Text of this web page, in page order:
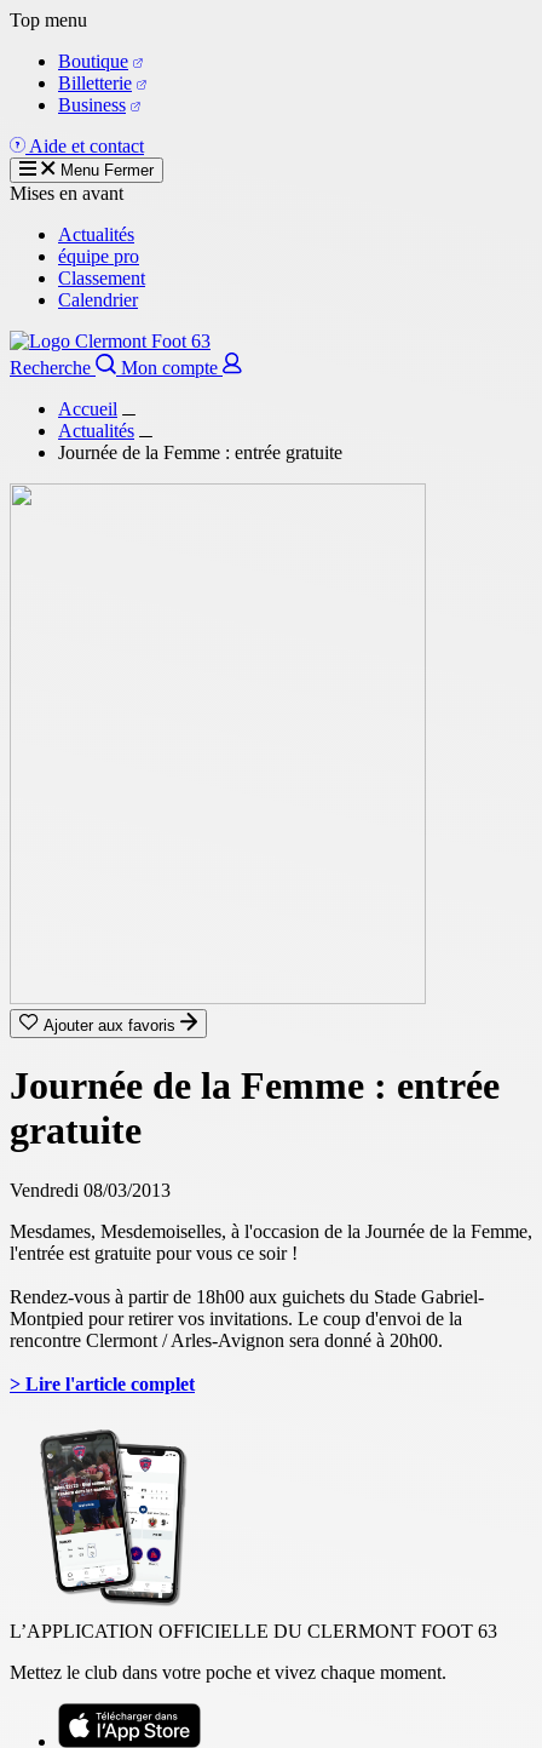
Aller
contenu
principal
Top menu
Boutique
Billetterie
Business
Aide et contact
Menu Fermer
Mises en avant
Actualités
équipe pro
Classement
Calendrier
Recherche
Mon compte
Accueil
Actualités
Journée de la Femme : entrée gratuite
Ajouter aux favoris
Journée de la Femme : entrée
gratuite
Vendredi 08/03/2013
Mesdames, Mesdemoiselles, à l'occasion de la Journée de la Femme,
l'entrée est gratuite pour vous ce soir !
Rendez-vous à partir de 18h00 aux guichets du Stade Gabriel-
Montpied pour retirer vos invitations. Le coup d'envoi de la
rencontre Clermont / Arles-Avignon sera donné à 20h00.
> Lire l'article complet
L’APPLICATION OFFICIELLE DU CLERMONT FOOT 63
Mettez le club dans votre poche et vivez chaque moment.